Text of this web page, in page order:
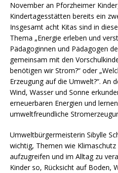
November an Pforzheimer
Kindertagesstätten bereits ein
Insgesamt acht Kitas sind in
Thema „Energie erleben und
Pädagoginnen und Pädagogen
gemeinsam mit den
benötigen wir Strom?“ oder
Erzeugung auf die Umwelt?“. An
Wind, Wasser und Sonne
erneuerbaren Energien und
umweltfreundliche
Umweltbürgermeisterin Sibylle
wichtig, Themen wie
aufzugreifen und im Alltag zu
Kinder so, Rücksicht auf Boden,